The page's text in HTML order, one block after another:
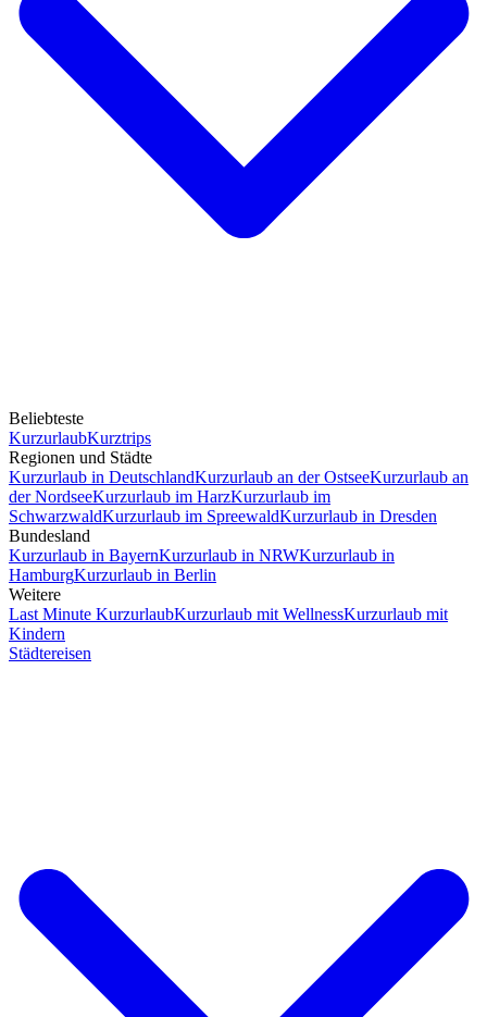
Beliebteste
KurzurlaubKurztrips
Regionen und Städte
Kurzurlaub in DeutschlandKurzurlaub an der OstseeKurzurlaub an
der NordseeKurzurlaub im HarzKurzurlaub im
SchwarzwaldKurzurlaub im SpreewaldKurzurlaub in Dresden
Bundesland
Kurzurlaub in BayernKurzurlaub in NRWKurzurlaub in
HamburgKurzurlaub in Berlin
Weitere
Last Minute KurzurlaubKurzurlaub mit WellnessKurzurlaub mit
Kindern
Städtereisen